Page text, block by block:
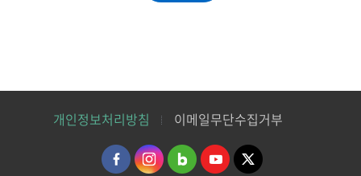
개인정보처리방침 이메일무단수집거부